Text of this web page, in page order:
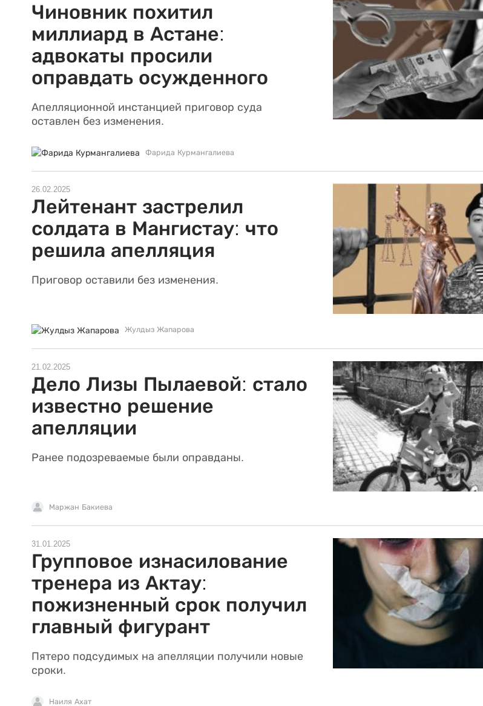
Чиновник похитил
миллиард в Астане:
адвокаты просили
оправдать осужденного
Апелляционной инстанцией приговор суда
оставлен без изменения.
Фарида Курмангалиева
26.02.2025
Лейтенант застрелил
солдата в Мангистау: что
решила апелляция
Приговор оставили без изменения.
Жулдыз Жапарова
21.02.2025
Дело Лизы Пылаевой: стало
известно решение
апелляции
Ранее подозреваемые были оправданы.
Маржан Бакиева
31.01.2025
Групповое изнасилование
тренера из Актау:
пожизненный срок получил
главный фигурант
Пятеро подсудимых на апелляции получили новые
сроки.
Наиля Ахат